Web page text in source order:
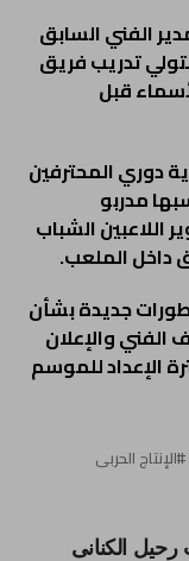
الفني السابق
تدريب فريق
قبل
دوري المحترفين
مدربو
اللاعبين الشباب
داخل الملعب.
جديدة بشأن
الفني والإعلان
الإعداد للموسم
الإنتاج الحربى
الكنانى